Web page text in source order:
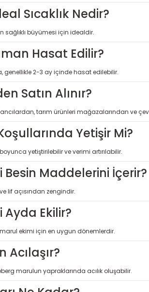
Sıcaklık Nedir?
sağlıklı büyümesi için idealdir.
Hasat Edilir?
genellikle 2-3 ay içinde hasat edilebilir.
Satın Alınır?
tarım ürünleri mağazalarından ve
Yetişir Mi?
yetiştirilebilir ve verimi artırılabilir.
Maddelerini İçerir?
lif açısından zengindir.
Ekilir?
ekimi için en uygun dönemlerdir.
marulun yapraklarında acılık oluşabilir.